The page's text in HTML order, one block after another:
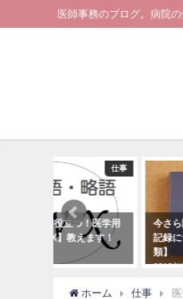
医師事務のブログ。病院
仕事
務が知って役立つ！医学用
語集【V〜X】教えます！
今さ
記録
類】
2018年
ホーム 仕事